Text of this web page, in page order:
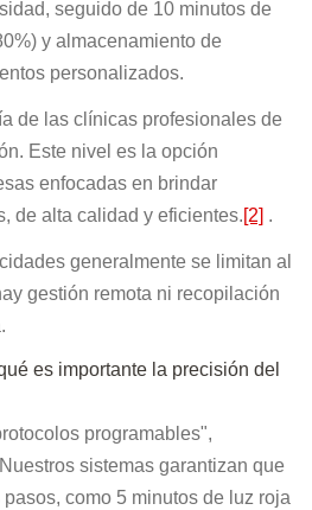
seguido de 10 minutos de
y almacenamiento de
personalizados.
de las clínicas profesionales de
Este nivel es la opción
enfocadas en brindar
de alta calidad y eficientes.[2] .
generalmente se limitan al
gestión remota ni recopilación
es importante la precisión del
programables",
sistemas garantizan que
como 5 minutos de luz roja